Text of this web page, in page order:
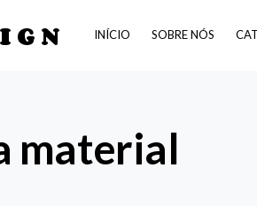
INÍCIO SOBRE NÓS
material